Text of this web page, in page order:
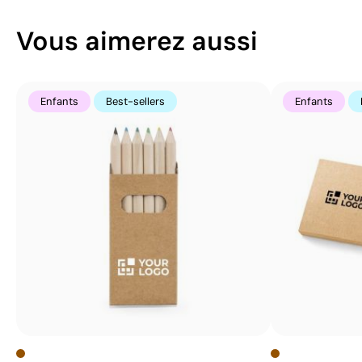
Vous aimerez aussi
Enfants Best-sellers Enfants